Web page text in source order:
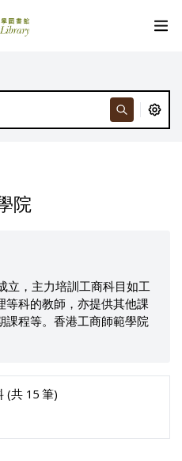
院
立，主力培訓工商科目如工
等科的教師，亦提供其他課
課程等。香港工商師範學院
教師及工廠導師訓練學
(共 15 筆)